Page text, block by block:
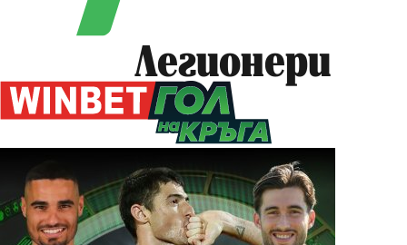
Легионери